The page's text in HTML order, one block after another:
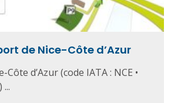
de Nice-Côte d’Azur
d’Azur (code IATA : NCE •